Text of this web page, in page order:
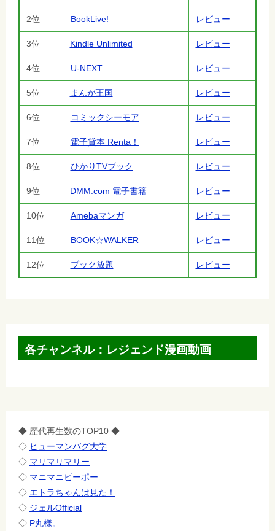
2位 BookLive! レビュー
3位 Kindle Unlimited レビュー
4位 U-NEXT レビュー
5位 まんが王国 レビュー
6位 コミックシーモア レビュー
7位 電子貸本 Renta！ レビュー
8位 ひかりTVブック レビュー
9位 DMM.com 電子書籍 レビュー
10位 Amebaマンガ レビュー
11位 BOOK☆WALKER レビュー
12位 ブック放題 レビュー
各チャンネル：レジェンド漫画動画
◆ 歴代再生数のTOP10 ◆
◇ ヒューマンバグ大学
◇ マリマリマリー
◇ マニマニピーポー
◇ エトラちゃんは見た！
◇ ジェルOfficial
◇ P丸様。